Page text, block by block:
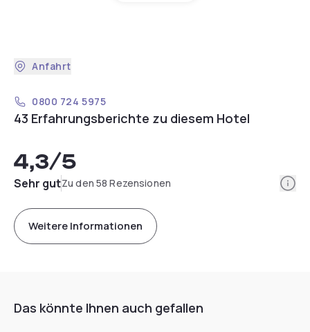
Anfahrt
0800 724 5975
43 Erfahrungsberichte zu diesem Hotel
4,3/5
Sehr gutZu den 58 Rezensionen
Weitere Informationen
Das könnte Ihnen auch gefallen